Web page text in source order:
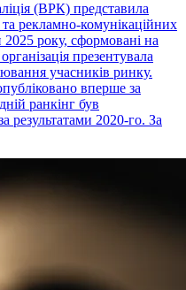
(ВРК) представила
рекламно-комунікаційних
року, сформовані на
презентувала
учасників ринку.
вперше за
ранкінг був
результатами 2020-го. За